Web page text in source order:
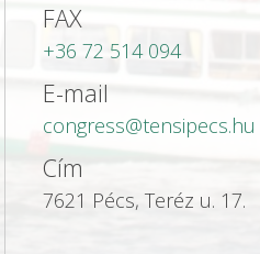
FAX
+36 72 514 094
E-mail
congress@tensipecs.hu
Cím
7621 Pécs, Teréz u. 17.